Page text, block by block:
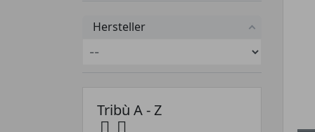
Hersteller
Tribù A - Z
 